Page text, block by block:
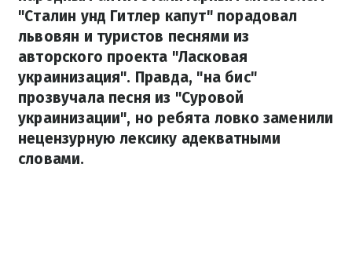
"Сталин унд Гитлер капут" порадовал
львовян и туристов песнями из
авторского проекта "Ласковая
украинизация". Правда, "на бис"
прозвучала песня из "Суровой
украинизации", но ребята ловко заменили
нецензурную лексику адекватными
словами.